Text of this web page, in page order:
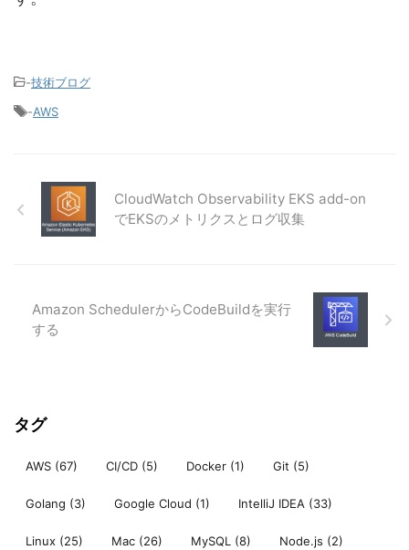
-技術ブログ
-AWS
CloudWatch Observability EKS add-on
でEKSのメトリクスとログ収集
Amazon SchedulerからCodeBuildを実行
する
タグ
AWS (67) CI/CD (5) Docker (1) Git (5)
Golang (3) Google Cloud (1) IntelliJ IDEA (33)
Linux (25) Mac (26) MySQL (8) Node.js (2)